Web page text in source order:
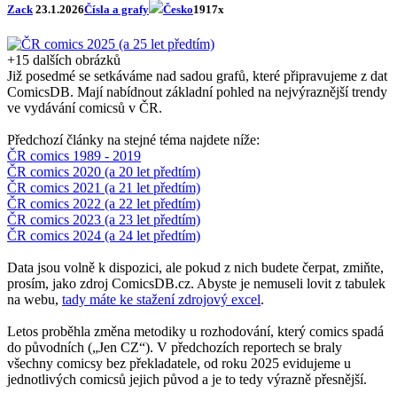
Zack23.1.2026Čísla a grafy Česko1917x
+15 dalších obrázků
Již posedmé se setkáváme nad sadou grafů, které připravujeme z dat
ComicsDB. Mají nabídnout základní pohled na nejvýraznější trendy
ve vydávání comicsů v ČR.
Předchozí články na stejné téma najdete níže:
ČR comics 1989 - 2019
ČR comics 2020 (a 20 let předtím)
ČR comics 2021 (a 21 let předtím)
ČR comics 2022 (a 22 let předtím)
ČR comics 2023 (a 23 let předtím)
ČR comics 2024 (a 24 let předtím)
Data jsou volně k dispozici, ale pokud z nich budete čerpat, zmiňte,
prosím, jako zdroj ComicsDB.cz. Abyste je nemuseli lovit z tabulek
na webu, tady máte ke stažení zdrojový excel.
Letos proběhla změna metodiky u rozhodování, který comics spadá
do původních („Jen CZ“). V předchozích reportech se braly
všechny comicsy bez překladatele, od roku 2025 evidujeme u
jednotlivých comicsů jejich původ a je to tedy výrazně přesnější.